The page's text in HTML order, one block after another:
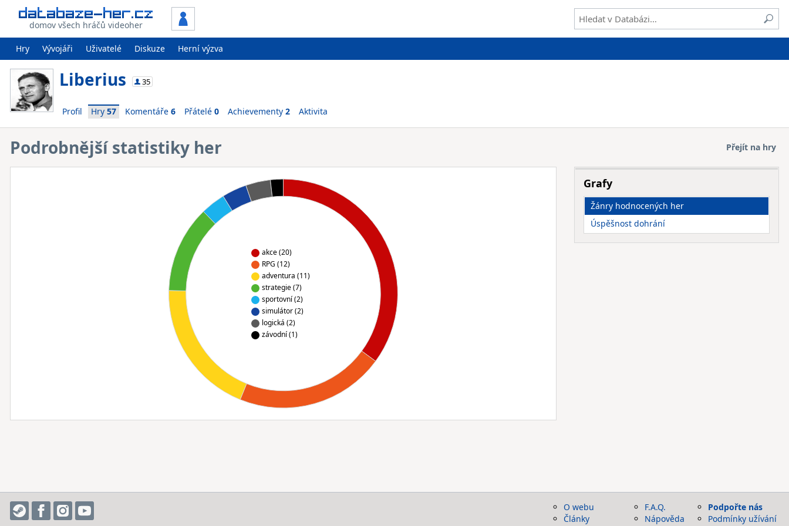
domov všech hráčů videoher
Hry Vývojáři Uživatelé Diskuze Herní výzva
Liberius 35
Profil Hry 57 Komentáře 6 Přátelé 0 Achievementy 2 Aktivita
Podrobnější statistiky her Přejít na hry
akce (20)
RPG (12)
adventura (11)
strategie (7)
sportovní (2)
simulátor (2)
logická (2)
závodní (1)
Grafy
Žánry hodnocených her
Úspěšnost dohrání
O webu
Články
F.A.Q.
Nápověda
Podpořte nás
Podmínky užívání